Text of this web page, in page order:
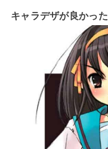
キャラデザが良かった